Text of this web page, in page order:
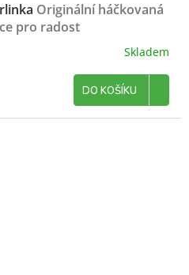
Originální háčkovaná
pro radost
Skladem
DO KOŠÍKU